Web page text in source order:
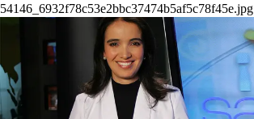
54146_6932f78c53e2bbc37474b5af5c78f45e.jpg